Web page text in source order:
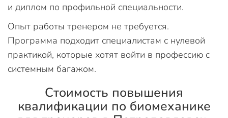
и диплом по профильной специальности.
Опыт работы тренером не требуется.
Программа подходит специалистам с нулевой
практикой, которые хотят войти в профессию с
системным багажом.
Стоимость повышения
квалификации по биомеханике